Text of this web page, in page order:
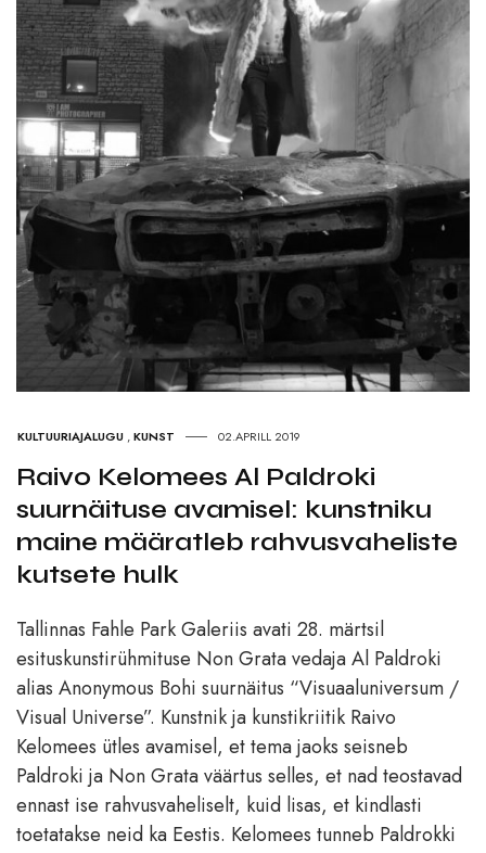
KULTUURIAJALUGU ,KUNST 02.APRILL 2019
Raivo Kelomees Al Paldroki
suurnäituse avamisel: kunstniku
maine määratleb rahvusvaheliste
kutsete hulk
Tallinnas Fahle Park Galeriis avati 28. märtsil
esituskunstirühmituse Non Grata vedaja Al Paldroki
alias Anonymous Bohi suurnäitus “Visuaaluniversum /
Visual Universe”. Kunstnik ja kunstikriitik Raivo
Kelomees ütles avamisel, et tema jaoks seisneb
Paldroki ja Non Grata väärtus selles, et nad teostavad
ennast ise rahvusvaheliselt, kuid lisas, et kindlasti
toetatakse neid ka Eestis. Kelomees tunneb Paldrokki